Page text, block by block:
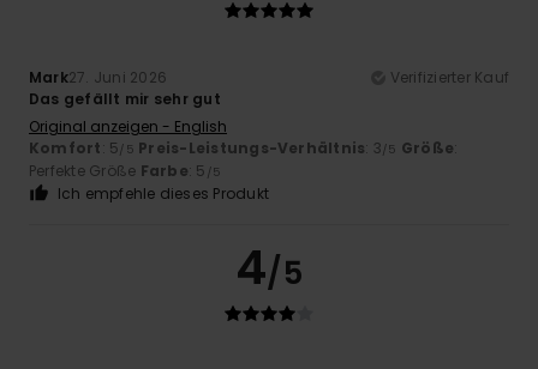
Mark27. Juni 2026
Verifizierter Kauf
Das gefällt mir sehr gut
Original anzeigen - English
Komfort: 5/5 Preis-Leistungs-Verhältnis: 3/5 Größe:
Perfekte Größe Farbe: 5 /5
Ich empfehle dieses Produkt
4/5